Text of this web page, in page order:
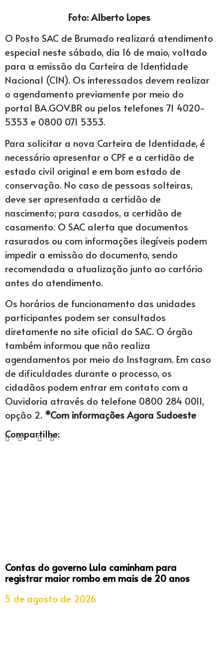
Foto: Alberto Lopes
O Posto SAC de Brumado realizará atendimento
especial neste sábado, dia 16 de maio, voltado
para a emissão da Carteira de Identidade
Nacional (CIN). Os interessados devem realizar
o agendamento previamente por meio do
portal BA.GOV.BR ou pelos telefones 71 4020-
5353 e 0800 071 5353.
Para solicitar a nova Carteira de Identidade, é
necessário apresentar o CPF e a certidão de
estado civil original e em bom estado de
conservação. No caso de pessoas solteiras,
deve ser apresentada a certidão de
nascimento; para casados, a certidão de
casamento. O SAC alerta que documentos
rasurados ou com informações ilegíveis podem
impedir a emissão do documento, sendo
recomendada a atualização junto ao cartório
antes do atendimento.
Os horários de funcionamento das unidades
participantes podem ser consultados
diretamente no site oficial do SAC. O órgão
também informou que não realiza
agendamentos por meio do Instagram. Em caso
de dificuldades durante o processo, os
cidadãos podem entrar em contato com a
Ouvidoria através do telefone 0800 284 0011,
opção 2. *Com informações Agora Sudoeste
Compartilhe:
Contas do governo Lula caminham para
registrar maior rombo em mais de 20 anos
5 de agosto de 2026